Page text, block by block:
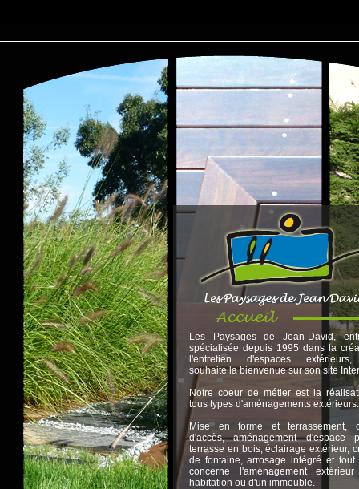
Les Paysages de Jean-David,
spécialisée depuis 1995 dans la
l'entretien d'espaces
souhaite la bienvenue sur son site
Notre coeur de métier est la
tous types d'aménagements extérieurs.
Mise en forme et terrassement,
d'accès, aménagement d'espace
terrasse en bois, éclairage extérieur,
de fontaine, arrosage intégré et tout
concerne l'aménagement
habitation ou d'un immeuble.